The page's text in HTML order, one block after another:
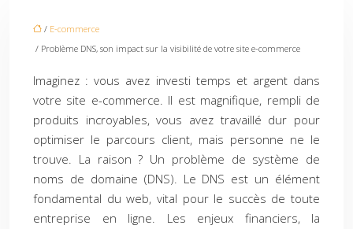
/ E-commerce
/ Problème DNS, son impact sur la visibilité de votre site e-commerce
Imaginez : vous avez investi temps et argent dans
votre site e-commerce. Il est magnifique, rempli de
produits incroyables, vous avez travaillé dur pour
optimiser le parcours client, mais personne ne le
trouve. La raison ? Un problème de système de
noms de domaine (DNS). Le DNS est un élément
fondamental du web, vital pour le succès de toute
entreprise en ligne. Les enjeux financiers, la